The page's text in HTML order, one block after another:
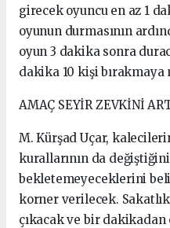
girecek oyuncu en az 1
oyunun durmasının
oyun 3 dakika sonra
dakika 10 kişi
AMAÇ SEYİR ZEVKİNİ
M. Kürşad Uçar,
kurallarının da
bekletemeyeceklerini
korner verilecek.
çıkacak ve bir